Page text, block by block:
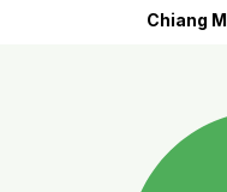
Chiang